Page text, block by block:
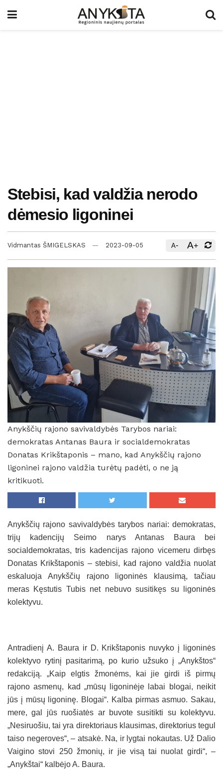
Stebisi, kad valdžia nerodo
dėmesio ligoninei
Vidmantas ŠMIGELSKAS 2023-09-05 A- A+
Anykščių rajono savivaldybės Tarybos nariai:
demokratas Antanas Baura ir socialdemokratas
Donatas Krikštaponis – mano, kad Anykščių rajono
ligoninei rajono valdžia turėtų padėti, o ne ją
kritikuoti.
Anykščių rajono savivaldybės tarybos nariai: demokratas,
trijų kadencijų Seimo narys Antanas Baura bei
socialdemokratas, tris kadencijas rajono vicemeru dirbęs
Donatas Krikštaponis – stebisi, kad rajono valdžia nuolat
eskaluoja Anykščių rajono ligoninės klausimą, tačiau
meras Kęstutis Tubis net nebuvo susitikęs su ligoninės
kolektyvu.
Antradienį A. Baura ir D. Krikštaponis nuvyko į ligoninės
kolektyvo rytinį pasitarimą, po kurio užsuko į „Anykštos“
redakciją. „Kaip elgtis žmonėms, kai jie girdi iš pirmų
rajono asmenų, kad „mūsų ligoninėje labai blogai, neikit
jūs į mūsų ligoninę. Blogai“. Kalba pirmas asmuo. Sakau,
mere, gal jūs ruošiatės ar buvote susitikti su kolektyvu.
„Nesiruošiu, tai yra direktoriaus klausimas, direktorius tegul
taiso negeroves“, – atsakė. Na, ir lygtai nokautas. Už Dalio
Vaigino stovi 250 žmonių, ir jie visą tai nuolat girdi“, –
„Anykštai“ kalbėjo A. Baura.